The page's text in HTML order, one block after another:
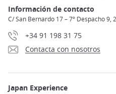
Información de contacto
C/ San Bernardo 17 – 7º Despacho 9,
+34 91 198 31 75
Contacta con nosotros
Japan Experience